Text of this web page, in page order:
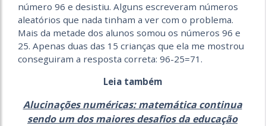
número 96 e desistiu. Alguns escreveram números
aleatórios que nada tinham a ver com o problema.
Mais da metade dos alunos somou os números 96 e
25. Apenas duas das 15 crianças que ela me mostrou
conseguiram a resposta correta: 96-25=71.
Leia também
Alucinações numéricas: matemática continua
sendo um dos maiores desafios da educação